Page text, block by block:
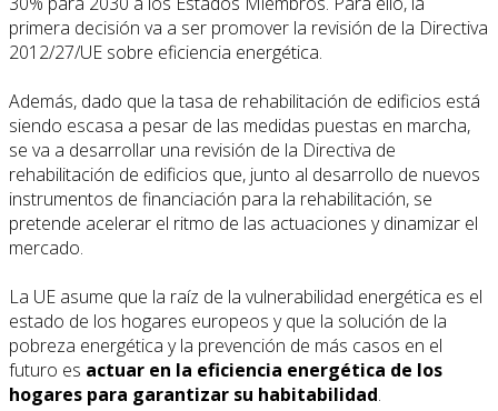
primera decisión va a ser promover la revisión de la Directiva
2012/27/UE sobre eficiencia energética.
Además, dado que la tasa de rehabilitación de edificios está
siendo escasa a pesar de las medidas puestas en marcha,
se va a desarrollar una revisión de la Directiva de
rehabilitación de edificios que, junto al desarrollo de nuevos
instrumentos de financiación para la rehabilitación, se
pretende acelerar el ritmo de las actuaciones y dinamizar el
mercado.
La UE asume que la raíz de la vulnerabilidad energética es el
estado de los hogares europeos y que la solución de la
pobreza energética y la prevención de más casos en el
futuro es actuar en la eficiencia energética de los
hogares para garantizar su habitabilidad.